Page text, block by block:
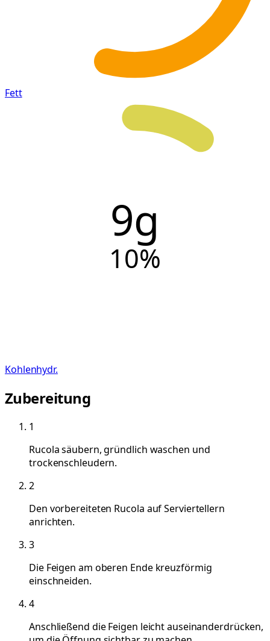
Fett
9g
10%
Kohlenhydr.
Zubereitung
1
Rucola säubern, gründlich waschen und
trockenschleudern.
2
Den vorbereiteten Rucola auf Serviertellern
anrichten.
3
Die Feigen am oberen Ende kreuzförmig
einschneiden.
4
Anschließend die Feigen leicht auseinanderdrücken,